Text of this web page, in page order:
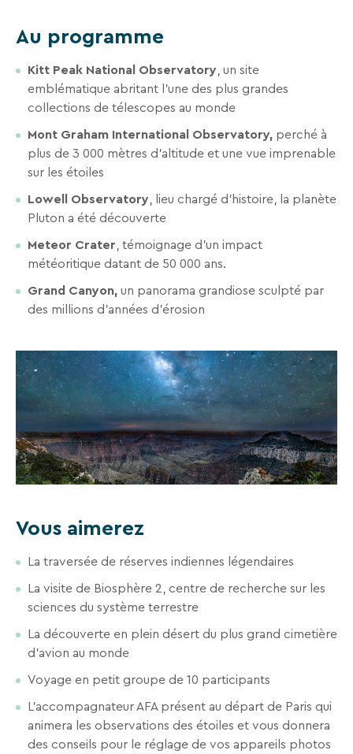
RECHERCHER
Une destination, un hôtel...
Au programme
Kitt Peak National Observatory, un site
emblématique abritant l’une des plus grandes
collections de télescopes au monde
Mont Graham International Observatory, perché à
plus de 3 000 mètres d’altitude et une vue imprenable
sur les étoiles
Lowell Observatory, lieu chargé d’histoire, la planète
Pluton a été découverte
Meteor Crater, témoignage d’un impact
météoritique datant de 50 000 ans.
Grand Canyon,un panorama grandiose sculpté par
des millions d’années d’érosion
Vous aimerez
La traversée de réserves indiennes légendaires
La visite de Biosphère 2, centre de recherche sur les
sciences du système terrestre
La découverte en plein désert du plus grand cimetière
d’avion au monde
Voyage en petit groupe de 10 participants
L’accompagnateur AFA présent au départ de Paris qui
animera les observations des étoiles et vous donnera
des conseils pour le réglage de vos appareils photos
mail,
les
nouveautés,
bons
plans,
promos,
idées
séjours
conseils
pratiques
pour
bien
prochaines
vacances.
Votre
adresse
mail
En
renseignant
votre
adresse
email
vous
acceptez
de
la
newsletter
de